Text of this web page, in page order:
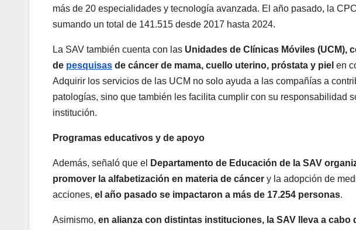
más de 20 especialidades y tecnología avanzada. El año pasado, la
sumando un total de 141.515 desde 2017 hasta 2024.
La SAV también cuenta con las Unidades de Clínicas Móviles (UCM),
de pesquisas de cáncer de mama, cuello uterino, próstata y piel en
Adquirir los servicios de las UCM no solo ayuda a las compañías a
patologías, sino que también les facilita cumplir con su responsabilidad
institución.
Programas educativos y de apoyo
Además, señaló que el
Departamento de Educación de la SAV
promover la alfabetización en materia de cáncer y la adopción de
acciones, el año pasado se impactaron a más de 17.254 personas.
Asimismo, en alianza con distintas instituciones, la SAV lleva a